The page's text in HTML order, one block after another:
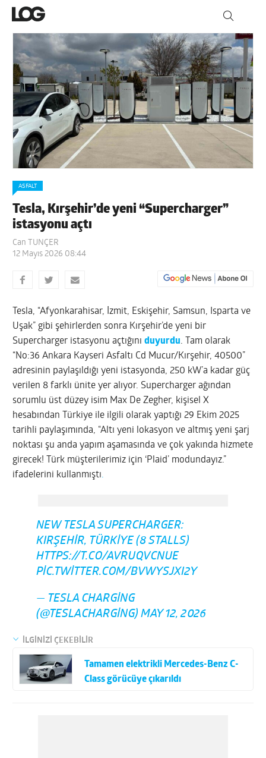
ASFALT
Tesla, Kırşehir’de yeni “Supercharger”
istasyonu açtı
Can TUNÇER
12 Mayıs 2026 08:44
Tesla, “Afyonkarahisar, İzmit, Eskişehir, Samsun, Isparta ve
Uşak” gibi şehirlerden sonra Kırşehir’de yeni bir
Supercharger istasyonu açtığınıduyurdu. Tam olarak
“No:36 Ankara Kayseri Asfaltı Cd Mucur/Kırşehir, 40500”
adresinin paylaşıldığı yeni istasyonda, 250 kW’a kadar güç
verilen 8 farklı ünite yer alıyor. Supercharger ağından
sorumlu üst düzey isim Max De Zegher, kişisel X
hesabından Türkiye ile ilgili olarak yaptığı 29 Ekim 2025
tarihli paylaşımında, “Altı yeni lokasyon ve altmış yeni şarj
noktası şu anda yapım aşamasında ve çok yakında hizmete
girecek! Türk müşterilerimiz için ‘Plaid’ modundayız.”
ifadelerini kullanmıştı.
NEW TESLA SUPERCHARGER:
KIRŞEHIR, TÜRKIYE (8 STALLS)
HTTPS://T.CO/AVRUQVCNUE
PIC.TWITTER.COM/BVWYSJXI2Y
— TESLA CHARGING
(@TESLACHARGING)MAY 12, 2026
İLGİNİZİ ÇEKEBİLİR
Tamamen elektrikli Mercedes-Benz C-
Class görücüye çıkarıldı